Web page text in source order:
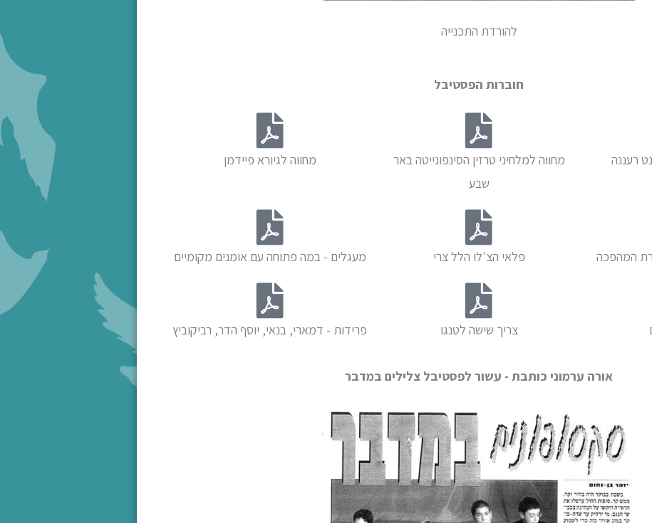
להורדת התכנייה
חוברות הפסטיבל
רעננה
מחווה למלחיני טרזין הסינפונייטה באר
שבע
מחווה לגיורא פיידמן
המהפכה פלאי הצ'לו הלל צרי מעגלים - במה פתוחה עם אומנים מקומיים
צריך שישה לטנגו פרידות - דמארי, בנאי, יוסף הדר, רביקוביץ
אורה ערמוני כותבת - עשור לפסטיבל צלילים במדבר